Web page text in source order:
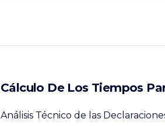
Cálculo De Los Tiempos
Análisis Técnico de las